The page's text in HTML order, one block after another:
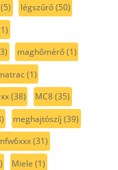
(5) légszűrő(50)
maghőmérő(1)
(1)
(38) MC8(35)
meghajtószíj (39)
(31)
Miele (1)